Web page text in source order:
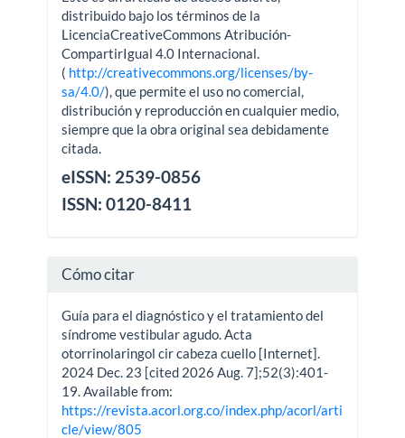
distribuido bajo los términos de la
LicenciaCreativeCommons Atribución-
CompartirIgual 4.0 Internacional.
( http://creativecommons.org/licenses/by-
sa/4.0/), que permite el uso no comercial,
distribución y reproducción en cualquier medio,
siempre que la obra original sea debidamente
citada.
eISSN: 2539-0856
ISSN: 0120-8411
Cómo citar
Guía para el diagnóstico y el tratamiento del
síndrome vestibular agudo. Acta
otorrinolaringol cir cabeza cuello [Internet].
2024 Dec. 23 [cited 2026 Aug. 7];52(3):401-
19. Available from:
https://revista.acorl.org.co/index.php/acorl/arti
cle/view/805